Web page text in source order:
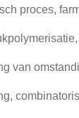
proces,
van